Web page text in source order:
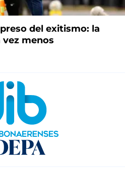
del exitismo: la
vez menos